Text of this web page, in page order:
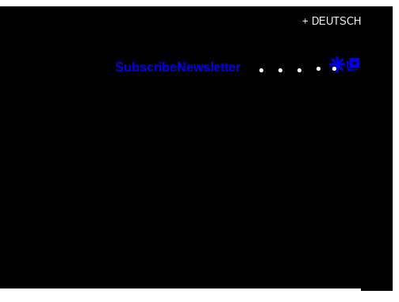
+ DEUTSCH
SubscribeNewsletter Instagram
TikTok
YouTube
Google